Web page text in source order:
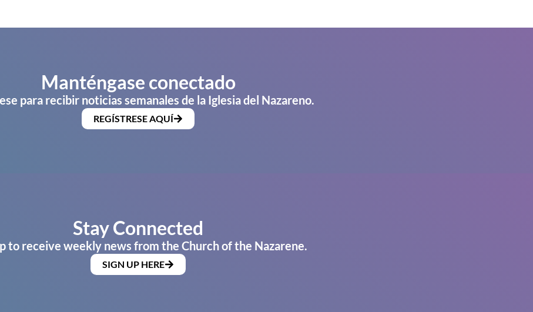
Manténgase conectado
para recibir noticias semanales de la Iglesia del Nazareno.
REGÍSTRESE AQUÍ
Stay Connected
to receive weekly news from the Church of the Nazarene.
SIGN UP HERE